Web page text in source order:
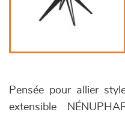
Pensée pour allier
extensible